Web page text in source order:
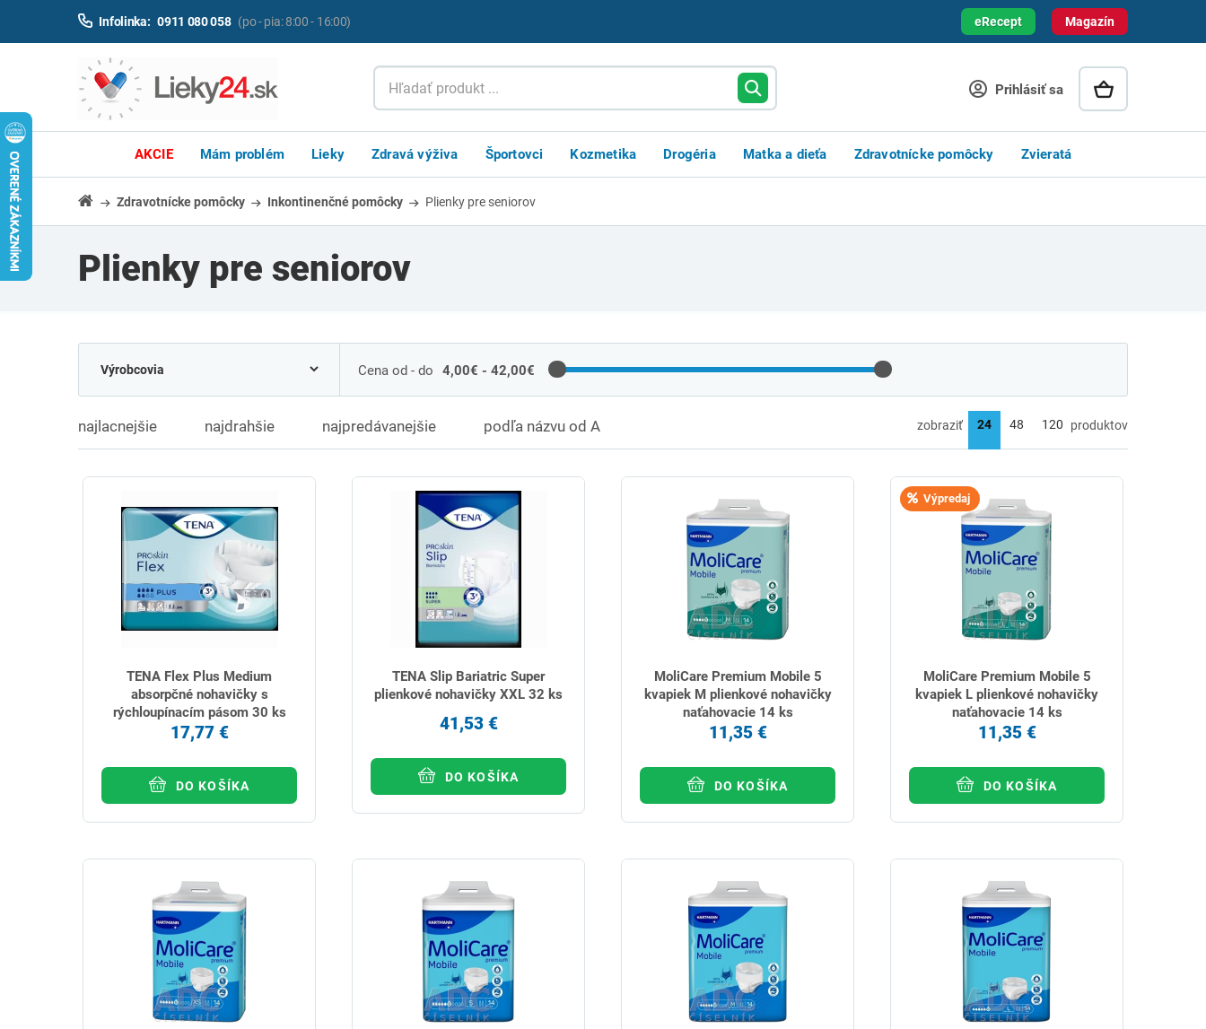
Magazín
Infolinka: 0911 080 058 (po - pia: 8:00 - 16:00) eRecept
Prihlásiť sa
AKCIE Mám problém Lieky Zdravá výživa Športovci Kozmetika Drogéria Matka a dieťa Zdravotnícke pomôcky Zvieratá
Zdravotnícke pomôcky Inkontinenčné pomôcky Plienky pre seniorov
Plienky pre seniorov
Cena od - do 4,00€ - 42,00€
najlacnejšie najdrahšie najpredávanejšie podľa názvu od A zobraziť produktov
TENA Flex Plus Medium
absorpčné nohavičky s
rýchloupínacím pásom 30 ks
17,77 €
DO KOŠÍKA
TENA Slip Bariatric Super
plienkové nohavičky XXL 32 ks
41,53 €
DO KOŠÍKA
MoliCare Premium Mobile 5
kvapiek M plienkové nohavičky
naťahovacie 14 ks
11,35 €
DO KOŠÍKA
Výpredaj
MoliCare Premium Mobile 5
kvapiek L plienkové nohavičky
naťahovacie 14 ks
11,35 €
DO KOŠÍKA